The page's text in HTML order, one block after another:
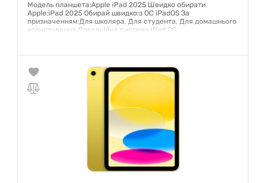
Модель планшета:Apple iPad 2025 Швидко обирати
Apple:iPad 2025 Обирай швидко:з ОС iPadOS За
призначенням:Для школяра, Для студента, Для домашнього
користування Операційна система:iPad OS